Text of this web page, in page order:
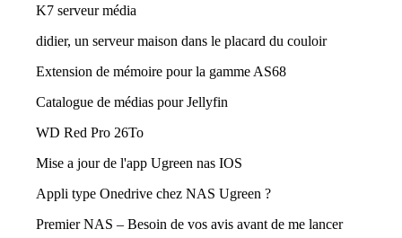
K7 serveur média
didier, un serveur maison dans le placard du couloir
Extension de mémoire pour la gamme AS68
Catalogue de médias pour Jellyfin
WD Red Pro 26To
Mise a jour de l'app Ugreen nas IOS
Appli type Onedrive chez NAS Ugreen ?
Premier NAS – Besoin de vos avis avant de me lancer